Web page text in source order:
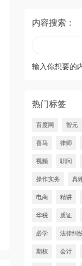
内容搜索：
输入你想要的
热门标签
百度网 智元
喜马 律师
视频 职问
操作实务 真
电商 精讲
华税 质证
必学 法律纠
期权 会计